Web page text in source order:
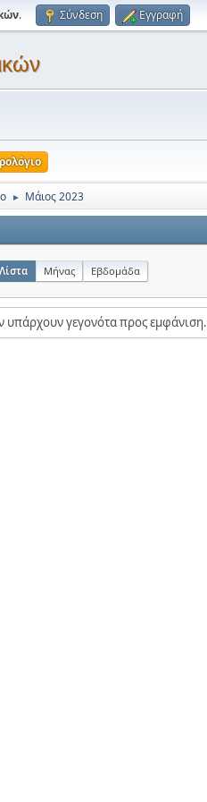
. Σύνδεση Εγγραφή
► Μάιος 2023
Λίστα Μήνας Εβδομάδα
υπάρχουν γεγονότα προς εμφάνιση.